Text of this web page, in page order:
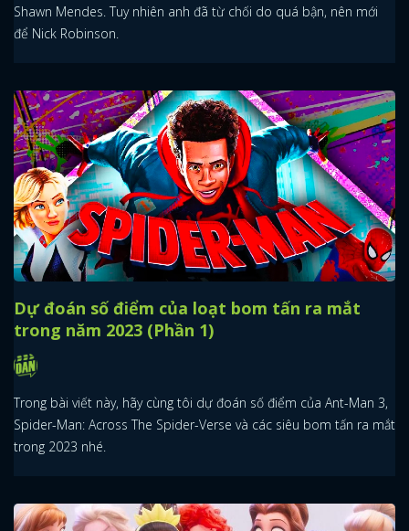
Shawn Mendes. Tuy nhiên anh đã từ chối do quá bận, nên mới
để Nick Robinson.
Dự đoán số điểm của loạt bom tấn ra mắt
trong năm 2023 (Phần 1)
Trong bài viết này, hãy cùng tôi dự đoán số điểm của Ant-Man 3,
Spider-Man: Across The Spider-Verse và các siêu bom tấn ra mắt
trong 2023 nhé.